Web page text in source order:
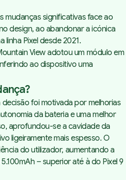
mudanças significativas face ao
design, ao abandonar a icónica
linha Pixel desde 2021.
View adotou um módulo em
ao dispositivo uma
foi motivada por melhorias
da bateria e uma melhor
aprofundou-se a cavidade da
ligeiramente mais espesso. O
do utilizador, aumentando a
– superior até à do Pixel 9